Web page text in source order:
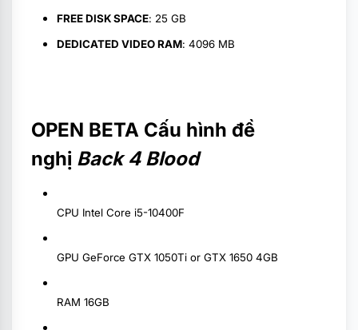
FREE DISK SPACE: 25 GB
DEDICATED VIDEO RAM: 4096 MB
OPEN BETA Cấu hình đề
nghị Back 4 Blood
CPU Intel Core i5-10400F
GPU GeForce GTX 1050Ti or GTX 1650 4GB
RAM 16GB